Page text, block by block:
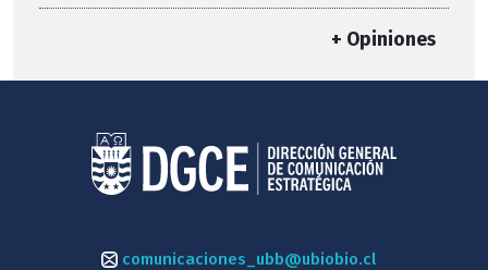
+ Opiniones
comunicaciones_ubb@ubiobio.cl